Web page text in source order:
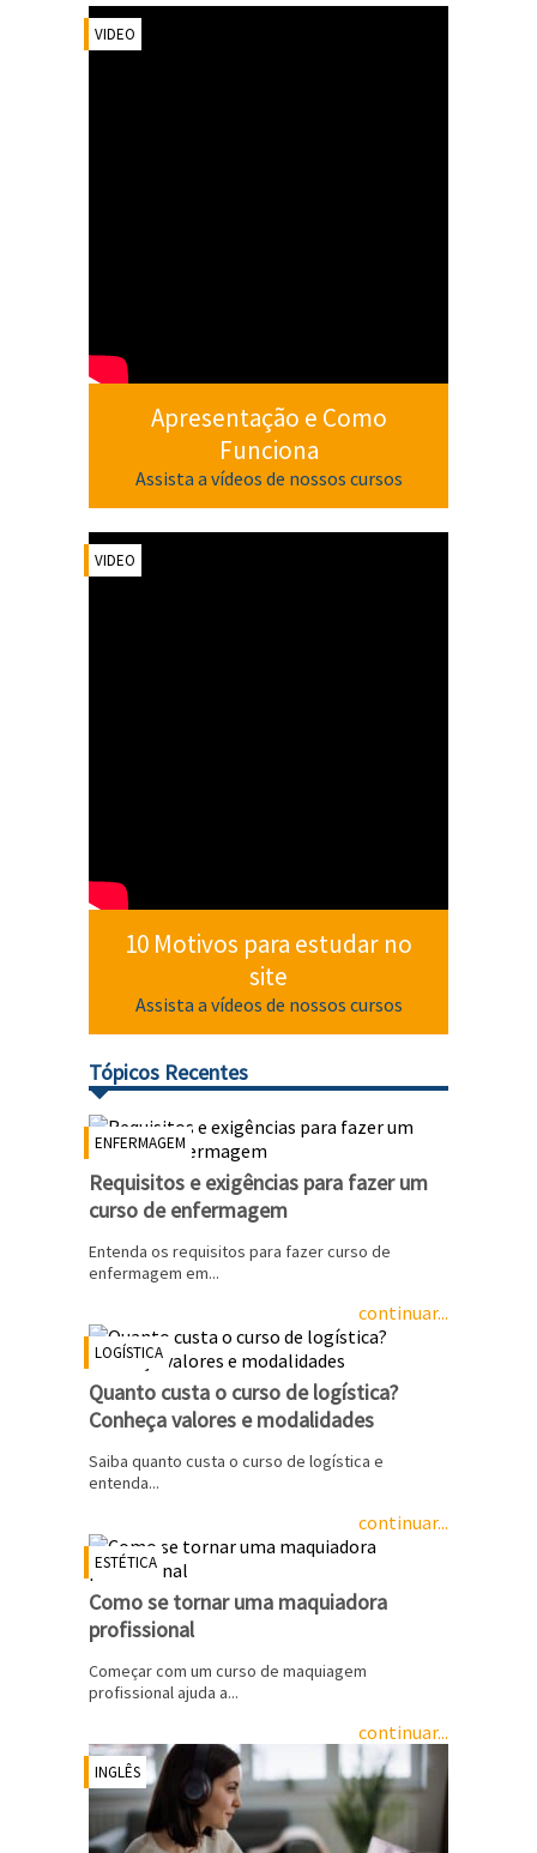
VIDEO
Apresentação e Como
Funciona
Assista a vídeos de nossos cursos
VIDEO
10 Motivos para estudar no
site
Assista a vídeos de nossos cursos
Tópicos Recentes
ENFERMAGEM
Requisitos e exigências para fazer um
curso de enfermagem
Entenda os requisitos para fazer curso de
enfermagem em...
continuar...
LOGÍSTICA
Quanto custa o curso de logística?
Conheça valores e modalidades
Saiba quanto custa o curso de logística e
entenda...
continuar...
ESTÉTICA
Como se tornar uma maquiadora
profissional
Começar com um curso de maquiagem
profissional ajuda a...
continuar...
INGLÊS